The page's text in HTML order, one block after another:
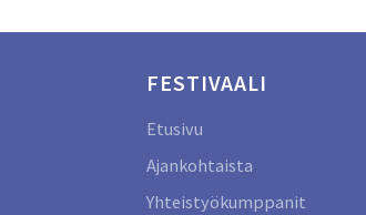
FESTIVAALI
Etusivu
Ajankohtaista
Yhteistyökumppanit